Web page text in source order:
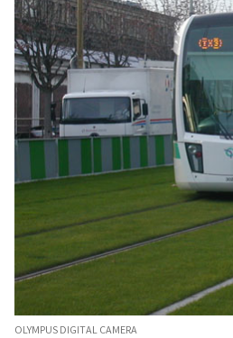
OLYMPUS DIGITAL CAMERA